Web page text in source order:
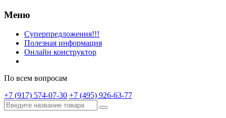
Меню
Суперпредложения!!!
Полезная информация
Онлайн конструктор
По всем вопросам
+7 (917) 574-07-30 +7 (495) 926-63-77